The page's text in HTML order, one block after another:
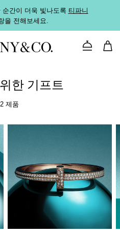
간이 더욱 빛나도록 티파니
을 전해보세요.
문의하기
한 기프트
제품